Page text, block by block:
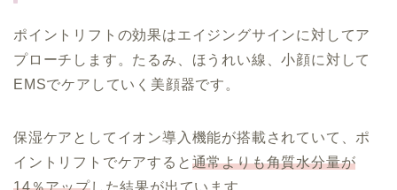
ポイントリフトの効果はエイジングサインに対してア
プローチします。たるみ、ほうれい線、小顔に対して
EMSでケアしていく美顔器です。
保湿ケアとしてイオン導入機能が搭載されていて、ポ
イントリフトでケアすると 通常よりも角質水分量が
14％アップした結果が出ています。